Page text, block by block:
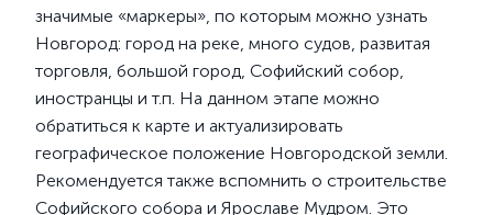
значимые «маркеры», по которым можно узнать
Новгород: город на реке, много судов, развитая
торговля, большой город, Софийский собор,
иностранцы и т.п. На данном этапе можно
обратиться к карте и актуализировать
географическое положение Новгородской земли.
Рекомендуется также вспомнить о строительстве
Софийского собора и Ярославе Мудром. Это